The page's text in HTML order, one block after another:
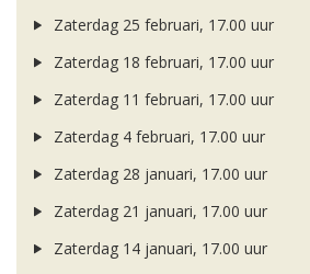
Zaterdag 25 februari, 17.00 uur
Zaterdag 18 februari, 17.00 uur
Zaterdag 11 februari, 17.00 uur
Zaterdag 4 februari, 17.00 uur
Zaterdag 28 januari, 17.00 uur
Zaterdag 21 januari, 17.00 uur
Zaterdag 14 januari, 17.00 uur